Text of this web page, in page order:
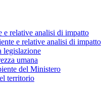
e relative analisi di impatto
e relative analisi di impatto
legislazione
umana
del Ministero
territorio